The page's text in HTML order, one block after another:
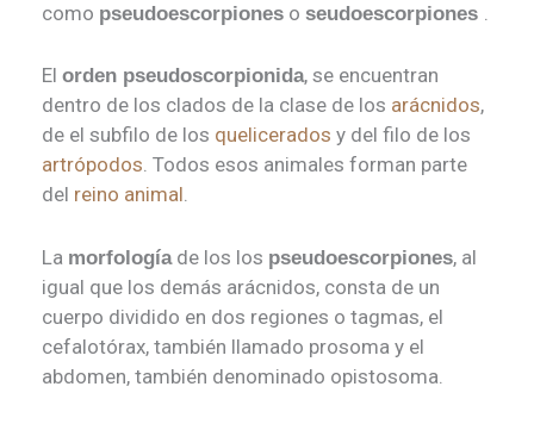
como pseudoescorpiones o seudoescorpiones .
El orden pseudoscorpionida, se encuentran
dentro de los clados de la clase de los arácnidos,
de el subfilo de los quelicerados y del filo de los
artrópodos. Todos esos animales forman parte
del reino animal.
La morfologíade los los pseudoescorpiones, al
igual que los demás arácnidos, consta de un
cuerpo dividido en dos regiones o tagmas, el
cefalotórax, también llamado prosoma y el
abdomen, también denominado opistosoma.